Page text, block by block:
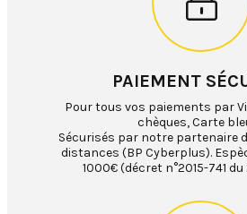
PAIEMENT
Pour tous vos paiements par
chèques, Carte
Sécurisés par notre partenaire
distances (BP Cyberplus).
1000€ (décret n°2015-741 du